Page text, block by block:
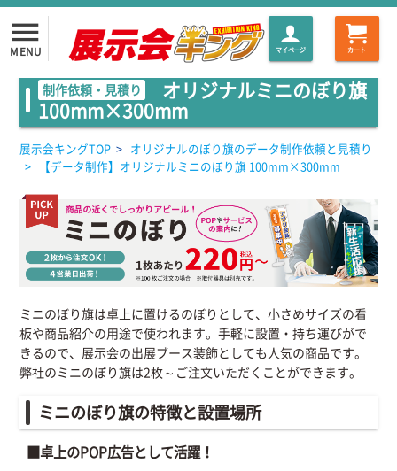
menu
MENU マイページ カート
制作依頼・見積り オリジナルミニのぼり旗
100mm×300mm
展示会キングTOP > オリジナルのぼり旗のデータ制作依頼と見積り
>
【データ制作】オリジナルミニのぼり旗 100mm×300mm
ミニのぼり旗は卓上に置けるのぼりとして、小さめサイズの看
板や商品紹介の用途で使われます。手軽に設置・持ち運びがで
きるので、展示会の出展ブース装飾としても人気の商品です。
弊社のミニのぼり旗は2枚～ご注文いただくことができます。
ミニのぼり旗の特徴と設置場所
■卓上のPOP広告として活躍！